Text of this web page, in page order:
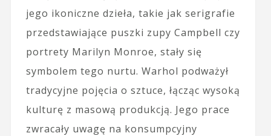
jego ikoniczne dzieła, takie jak serigrafie
przedstawiające puszki zupy Campbell czy
portrety Marilyn Monroe, stały się
symbolem tego nurtu. Warhol podważył
tradycyjne pojęcia o sztuce, łącząc wysoką
kulturę z masową produkcją. Jego prace
zwracały uwagę na konsumpcyjny